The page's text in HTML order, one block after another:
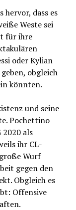
hervor, dass es
Weste sei
für ihre
oder Kylian
obgleich
könnten.
und seine
Pochettino
2020 als
ihr CL-
Wurf
gegen den
Obgleich es
Offensive